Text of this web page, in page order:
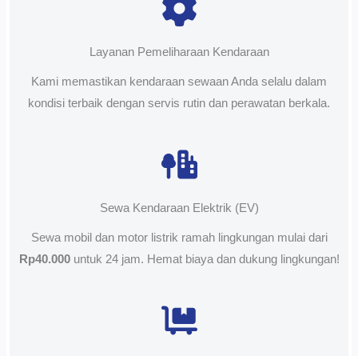
Layanan Pemeliharaan Kendaraan
Kami memastikan kendaraan sewaan Anda selalu dalam
kondisi terbaik dengan servis rutin dan perawatan berkala.
Sewa Kendaraan Elektrik (EV)
Sewa mobil dan motor listrik ramah lingkungan mulai dari
Rp40.000untuk 24 jam. Hemat biaya dan dukung lingkungan!